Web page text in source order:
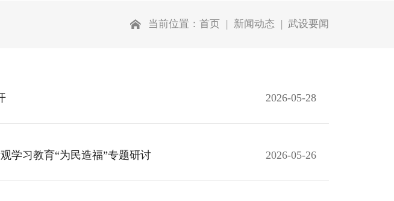
当前位置： 首页 新闻动态 武设要闻
2026-05-28
学习教育“为民造福”专题研讨 2026-05-26